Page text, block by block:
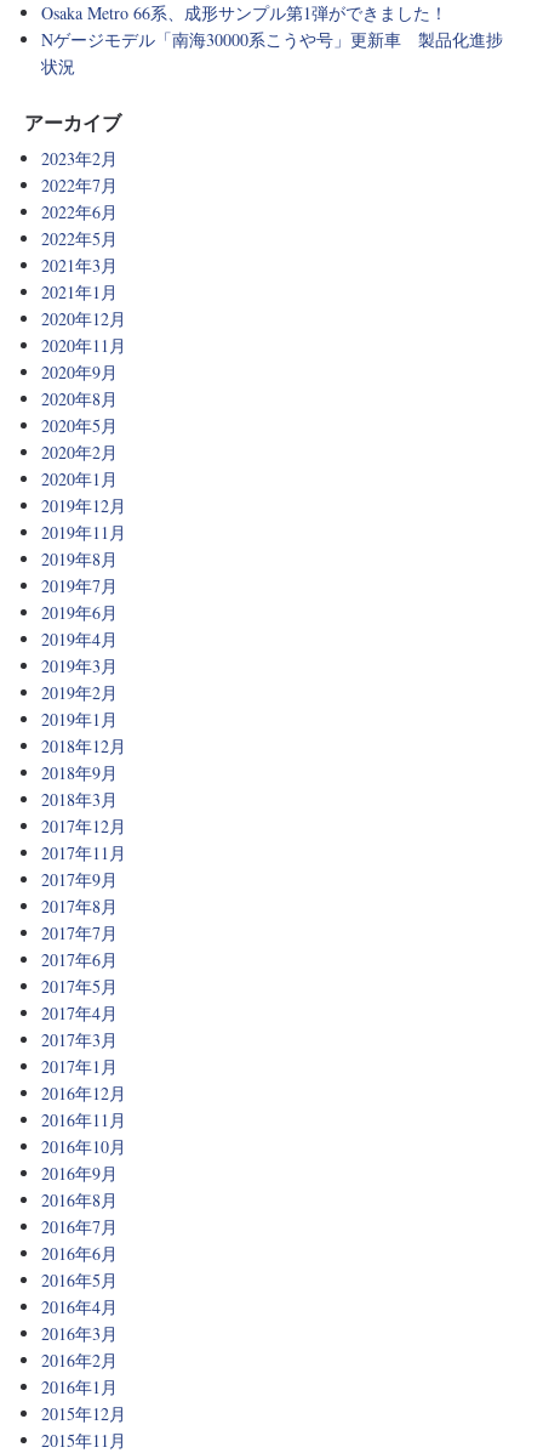
Osaka Metro 66系、成形サンプル第1弾ができました！
Nゲージモデル「南海30000系こうや号」更新車 製品化進捗
状況
アーカイブ
2023年2月
2022年7月
2022年6月
2022年5月
2021年3月
2021年1月
2020年12月
2020年11月
2020年9月
2020年8月
2020年5月
2020年2月
2020年1月
2019年12月
2019年11月
2019年8月
2019年7月
2019年6月
2019年4月
2019年3月
2019年2月
2019年1月
2018年12月
2018年9月
2018年3月
2017年12月
2017年11月
2017年9月
2017年8月
2017年7月
2017年6月
2017年5月
2017年4月
2017年3月
2017年1月
2016年12月
2016年11月
2016年10月
2016年9月
2016年8月
2016年7月
2016年6月
2016年5月
2016年4月
2016年3月
2016年2月
2016年1月
2015年12月
2015年11月